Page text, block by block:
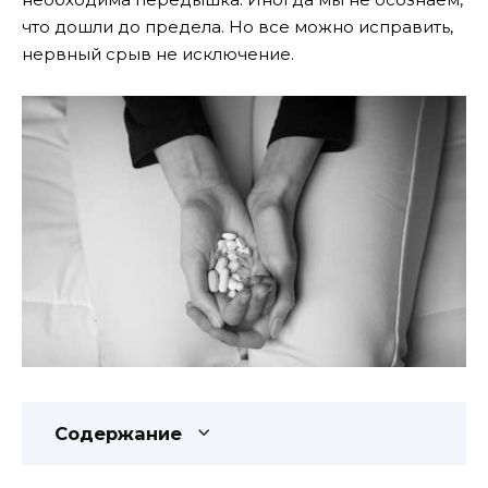
что дошли до предела. Но все можно исправить,
нервный срыв не исключение.
Содержание